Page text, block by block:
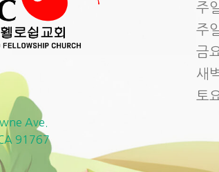
주
주
금
새
토
Ave.
91767